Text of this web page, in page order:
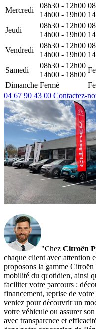
Mercredi
08h30 - 12h00
14h00 - 19h00
Jeudi
08h30 - 12h00
14h00 - 19h00
Vendredi
08h30 - 12h00
14h00 - 19h00
Samedi
08h30 - 12h00
14h00 - 18h00
Dimanche Fermé
04 67 90 43 00 Contactez-
"Chez Citroën
chaque client avec attention
proposons la gamme
mobilité du quotidien, ainsi
faciliter votre parcours :
financement, reprise de
veniez pour découvrir un
votre véhicule ou assurer
avec transparence et